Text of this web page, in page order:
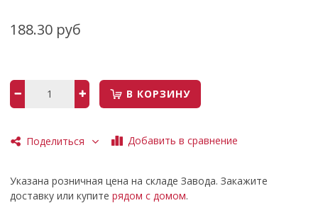
188.30 руб
В КОРЗИНУ
Поделиться Добавить в сравнение
Указана розничная цена на складе Завода. Закажите
доставку или купитерядом с домом.